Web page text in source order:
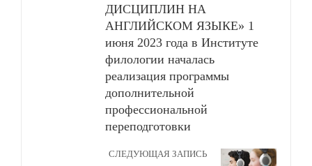
ДИСЦИПЛИН НА
АНГЛИЙСКОМ ЯЗЫКЕ» 1
июня 2023 года в Институте
филологии началась
реализация программы
дополнительной
профессиональной
переподготовки
СЛЕДУЮЩАЯ ЗАПИСЬ